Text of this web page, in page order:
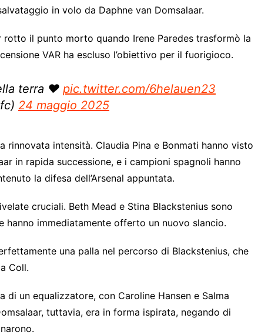
in volo da Daphne van Domsalaar.
rotto il punto morto quando Irene Paredes trasformò la
VAR ha escluso l’obiettivo per il fuorigioco.
terra ❤️ pic.twitter.com/6helauen23
24 maggio 2025
rinnovata intensità. Claudia Pina e Bonmati hanno visto
in rapida successione, e i campioni spagnoli hanno
la difesa dell’Arsenal appuntata.
cruciali. Beth Mead e Stina Blackstenius sono
hanno immediatamente offerto un nuovo slancio.
una palla nel percorso di Blackstenius, che
Coll.
di un equalizzatore, con Caroline Hansen e Salma
tuttavia, era in forma ispirata, negando di